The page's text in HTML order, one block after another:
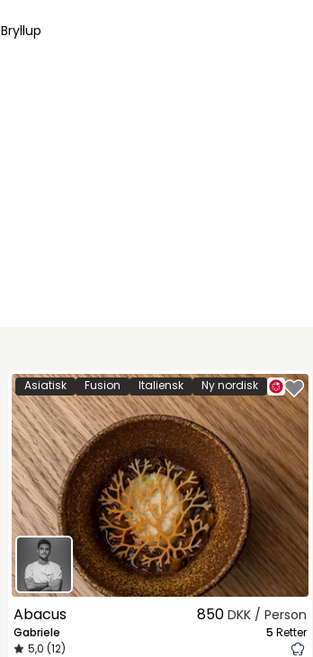
Bryllup
Asiatisk Fusion Italiensk Ny nordisk
Abacus
Gabriele
5,0 (12)
850DKK / Person
5 Retter